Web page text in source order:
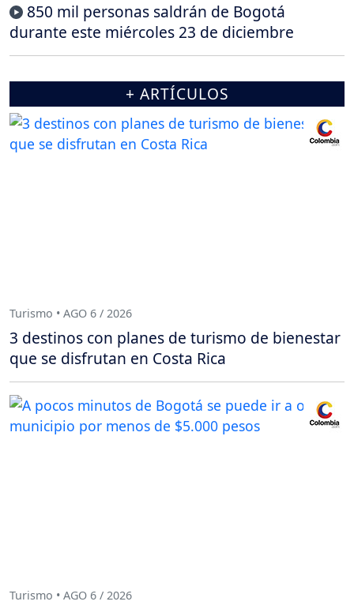
850 mil personas saldrán de Bogotá
durante este miércoles 23 de diciembre
+ ARTÍCULOS
Turismo • AGO 6 / 2026
3 destinos con planes de turismo de bienestar
que se disfrutan en Costa Rica
Turismo • AGO 6 / 2026